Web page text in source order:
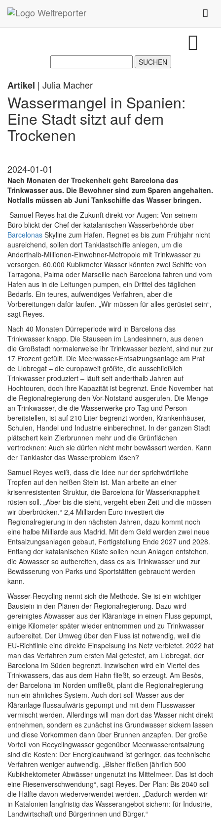
Zum Inhalt springen
Artikel | Julia Macher
Wassermangel in Spanien:
Eine Stadt sitzt auf dem
Trockenen
2024-01-01
Nach Monaten der Trockenheit geht Barcelona das
Trinkwasser aus. Die Bewohner sind zum Sparen angehalten.
Notfalls müssen ab Juni Tankschiffe das Wasser bringen.
Samuel Reyes hat die Zukunft direkt vor Augen: Von seinem
Büro blickt der Chef der katalanischen Wasserbehörde über
Barcelonas Skyline zum Hafen. Regnet es bis zum Frühjahr nicht
ausreichend, sollen dort Tanklastschiffe anlegen, um die
Anderthalb-Millionen-Einwohner-Metropole mit Trinkwasser zu
versorgen. 60.000 Kubikmeter Wasser könnten zwei Schiffe von
Tarragona, Palma oder Marseille nach Barcelona fahren und vom
Hafen aus in die Leitungen pumpen, ein Drittel des täglichen
Bedarfs. Ein teures, aufwendiges Verfahren, aber die
Vorbereitungen dafür laufen. „Wir müssen für alles gerüstet sein“,
sagt Reyes.
Nach 40 Monaten Dürreperiode wird in Barcelona das
Trinkwasser knapp. Die Stauseen im Landesinnern, aus denen
die Großstadt normalerweise ihr Trinkwasser bezieht, sind nur zur
17 Prozent gefüllt. Die Meerwasser-Entsalzungsanlage am Prat
de Llobregat – die europaweit größte, die ausschließlich
Trinkwasser produziert – läuft seit anderthalb Jahren auf
Hochtouren, doch ihre Kapazität ist begrenzt. Ende November hat
die Regionalregierung den Vor-Notstand ausgerufen. Die Menge
an Trinkwasser, die die Wasserwerke pro Tag und Person
bereitstellen, ist auf 210 Liter begrenzt worden, Krankenhäuser,
Schulen, Handel und Industrie einberechnet. In der ganzen Stadt
plätschert kein Zierbrunnen mehr und die Grünflächen
vertrocknen: Auch sie dürfen nicht mehr bewässert werden. Kann
der Tanklaster das Wasserproblem lösen?
Samuel Reyes weiß, dass die Idee nur der sprichwörtliche
Tropfen auf den heißen Stein ist. Man arbeite an einer
krisenresistenten Struktur, die Barcelona für Wasserknappheit
rüsten soll. „Aber bis die steht, vergeht eben Zeit und die müssen
wir überbrücken.“ 2,4 Milliarden Euro investiert die
Regionalregierung in den nächsten Jahren, dazu kommt noch
eine halbe Milliarde aus Madrid. Mit dem Geld werden zwei neue
Entsalzungsanlagen gebaut, Fertigstellung Ende 2027 und 2028.
Entlang der katalanischen Küste sollen neun Anlagen entstehen,
die Abwasser so aufbereiten, dass es als Trinkwasser und zur
Bewässerung von Parks und Sportstätten gebraucht werden
kann.
Wasser-Recycling nennt sich die Methode. Sie ist ein wichtiger
Baustein in den Plänen der Regionalregierung. Dazu wird
gereinigtes Abwasser aus der Kläranlage in einen Fluss gepumpt,
einige Kilometer später wieder entnommen und zu Trinkwasser
aufbereitet. Der Umweg über den Fluss ist notwendig, weil die
EU-Richtlinie eine direkte Einspeisung ins Netz verbietet. 2022 hat
man das Verfahren zum ersten Mal getestet, am Llobregat, der
Barcelona im Süden begrenzt. Inzwischen wird ein Viertel des
Trinkwassers, das aus dem Hahn fließt, so erzeugt. Am Besòs,
der Barcelona im Norden umfließt, plant die Regionalregierung
nun ein ähnliches System. Auch dort soll Wasser aus der
Kläranlage flussaufwärts gepumpt und mit dem Flusswasser
vermischt werden. Allerdings will man dort das Wasser nicht direkt
entnehmen, sondern es zunächst ins Grundwasser sickern lassen
und diese Vorkommen dann über Brunnen anzapfen. Der große
Vorteil von Recyclingwasser gegenüber Meerwasserentsalzung
sind die Kosten: Der Energieaufwand ist geringer, das technische
Verfahren weniger aufwendig. „Bisher fließen jährlich 500
Kubikhektometer Abwässer ungenutzt ins Mittelmeer. Das ist doch
eine Riesenverschwendung“, sagt Reyes. Der Plan: Bis 2040 soll
die Hälfte davon wiederverwendet werden. „Dadurch werden wir
in Katalonien langfristig das Wasserangebot sichern: für Industrie,
Landwirtschaft und Bürgerinnen und Bürger.“